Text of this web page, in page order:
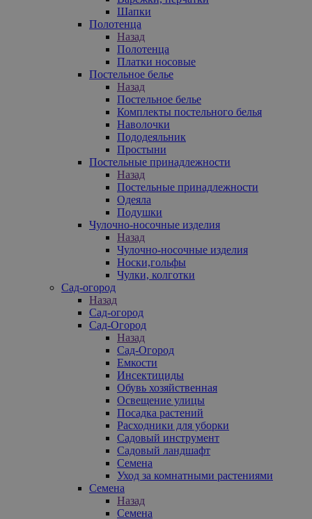
Шапки
Полотенца
Назад
Полотенца
Платки носовые
Постельное белье
Назад
Постельное белье
Комплекты постельного белья
Наволочки
Пододеяльник
Простыни
Постельные принадлежности
Назад
Постельные принадлежности
Одеяла
Подушки
Чулочно-носочные изделия
Назад
Чулочно-носочные изделия
Носки,гольфы
Чулки, колготки
Сад-огород
Назад
Сад-огород
Сад-Огород
Назад
Сад-Огород
Емкости
Инсектициды
Обувь хозяйственная
Освещение улицы
Посадка растений
Расходники для уборки
Садовый инструмент
Садовый ландшафт
Семена
Уход за комнатными растениями
Семена
Назад
Семена